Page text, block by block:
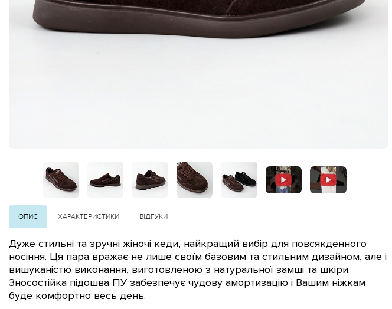
ОПИС ХАРАКТЕРИСТИКИ ВІДГУКИ
Дуже стильні та зручні жіночі кеди, найкращий вибір для повсякденного
носіння. Ця пара вражає не лише своїм базовим та стильним дизайном, але і
вишуканістю виконання, виготовленою з натуральної замші та шкіри.
Зносостійка підошва ПУ забезпечує чудову амортизацію і Вашим ніжкам
буде комфортно весь день.